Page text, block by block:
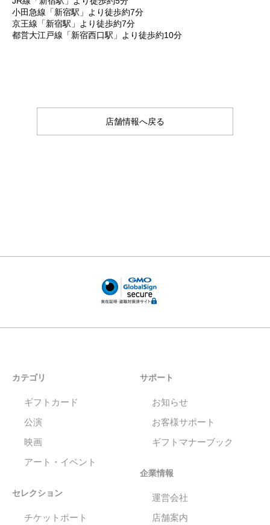
小田急線「新宿駅」より徒歩約7分
京王線「新宿駅」より徒歩約7分
都営大江戸線「新宿西口駅」より徒歩約10分
店舗情報へ戻る
カテゴリ
ギフトカード
公演
映画
アート・イベント
セレクション
チケットポート
サポート
お知らせ
お客様サポート
ギフトマナーブック
企業情報
運営会社
店舗案内